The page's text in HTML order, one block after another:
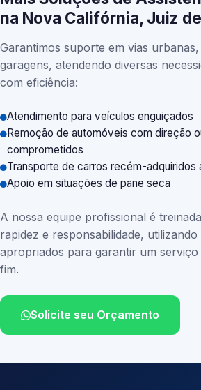
na Nova Califórnia, Juiz de
Garantimos suporte em vias
garagens, atendendo diversas
com eficiência:
Atendimento para veículos enguiçados
Remoção de automóveis com direção
comprometidos
Transporte de carros recém-adquiridos
Apoio em situações de pane seca
A nossa equipe profissional é
rapidez e responsabilidade,
apropriados para garantir um
fim.
Solicite seu Orçamento